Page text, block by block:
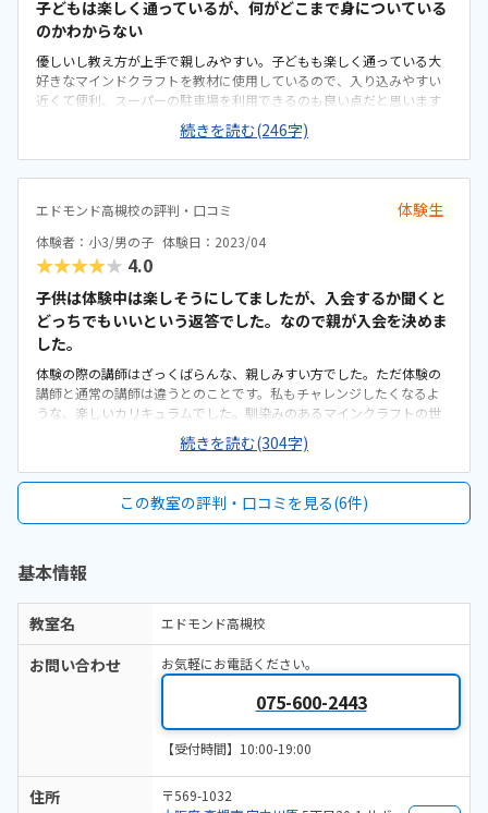
潔にされているのにも交換が持てます。あと、少人数なのもとてもよ
いです。通っている子どもたちも、とても集中して取り組んでいると
えてくださるかたばかりでよいと思います。入口が暗いことと、タバ
コの匂いがかすかにすることです。
子どもは楽しく通っているが、何がどこまで身についている
のかわからない
優しいし教え方が上手で親しみやすい。子どもも楽しく通っている大
好きなマインドクラフトを教材に使用しているので、入り込みやすい
近くて便利、スーパーの駐車場を利用できるのも良い点だと思います
教室までの廊下が暗く、初めて行ったときは、本当にここでやってい
るのか不安だった高い。月2回しかないのに、他の習い事よりも高いの
が気になります。子どもが楽しんで通っているところ部屋に入るカギ
が壊れてたのか、部屋に入れず10分ぐらい遅れてスタートしたにも関
続きを読む(246字)
エドモンド高槻校の評判・口コミ 体験生
体験者：小3/男の子 体験日：2023/04
★★★★★ 4.0
子供は体験中は楽しそうにしてましたが、入会するか聞くと
どっちでもいいという返答でした。なので親が入会を決めま
した。
体験の際の講師はざっくばらんな、親しみすい方でした。ただ体験の
講師と通常の講師は違うとのことです。私もチャレンジしたくなるよ
うな、楽しいカリキュラムでした。馴染みのあるマインクラフトの世
界なので、息子も夢中になっており１時間があっと言う間でした。駅
からはかなり遠いですが、スーパーの２階なので車での送り迎えもし
やすいと思います。長机とパイプ椅子でバックヤードのような雰囲気
他の習い事に比べ高いとは思いますが、マイクラでのプログラミング
教室が近隣にあまりないので、まぁそんなもんかなと言う感じで
続きを読む(304字)
この教室の評判・口コミを見る(6件)
基本情報
教室名 エドモンド高槻校
お問い合わせ お気軽にお電話ください。
075-600-2443
【受付時間】10:00-19:00
住所
〒569-1032